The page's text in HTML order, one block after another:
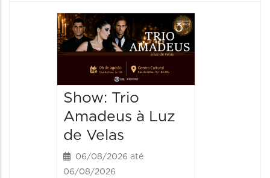
Show: Trio
Amadeus à Luz
de Velas
06/08/2026 até
06/08/2026